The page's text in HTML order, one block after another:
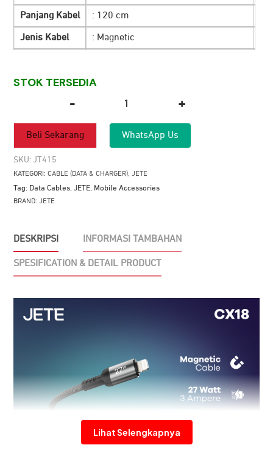
Panjang Kabel : 120 cm
Jenis Kabel : Magnetic
STOK TERSEDIA
-
Kabel
Data
CX18
Type
27W
+
Beli Sekarang WhatsApp Us
SKU: JT415
KATEGORI: CABLE (DATA & CHARGER), JETE
Tag: Data Cables, JETE, Mobile Accessories
BRAND: JETE
DESKRIPSI INFORMASI TAMBAHAN
SPESIFICATION & DETAIL PRODUCT
Lihat Selengkapnya